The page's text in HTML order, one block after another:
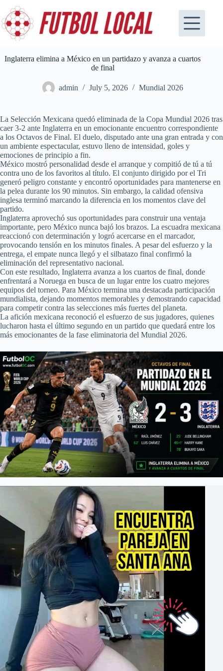
content
Inglaterra elimina a México en un partidazo y avanza a cuartos
de final
admin July 5, 2026 Mundial 2026
La Selección Mexicana quedó eliminada de la Copa Mundial 2026 tras
caer 3-2 ante Inglaterra en un emocionante encuentro correspondiente
a los Octavos de Final. El duelo, disputado ante una gran entrada y con
un ambiente espectacular, estuvo lleno de intensidad, goles y
emociones de principio a fin.
México mostró personalidad desde el arranque y compitió de tú a tú
contra uno de los favoritos al título. El conjunto dirigido por el Tri
generó peligro constante y encontró oportunidades para mantenerse en
la pelea durante los 90 minutos. Sin embargo, la calidad ofensiva
inglesa terminó marcando la diferencia en los momentos clave del
partido.
Inglaterra aprovechó sus oportunidades para construir una ventaja
importante, pero México nunca bajó los brazos. La escuadra mexicana
reaccionó con determinación y logró acercarse en el marcador,
provocando tensión en los minutos finales. A pesar del esfuerzo y la
entrega, el empate nunca llegó y el silbatazo final confirmó la
eliminación del representativo nacional.
Con este resultado, Inglaterra avanza a los cuartos de final, donde
enfrentará a Noruega en busca de un lugar entre los cuatro mejores
equipos del torneo. Para México termina una destacada participación
mundialista, dejando momentos memorables y demostrando capacidad
para competir contra las selecciones más fuertes del planeta.
La afición mexicana reconoció el esfuerzo de sus jugadores, quienes
lucharon hasta el último segundo en un partido que quedará entre los
más emocionantes de la fase eliminatoria del Mundial 2026.